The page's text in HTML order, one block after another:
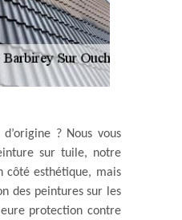
? Nous vous
sur tuile, notre
côté esthétique, mais
des peintures sur les
protection contre